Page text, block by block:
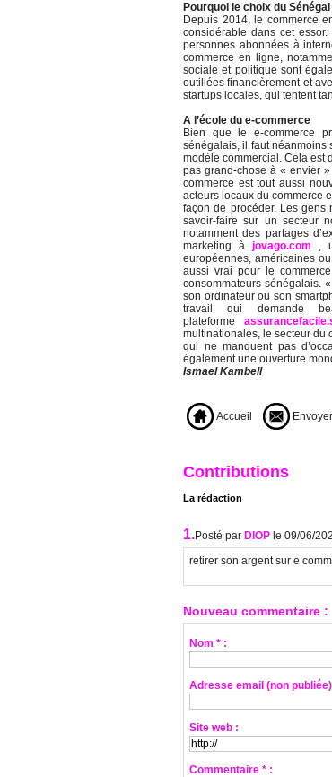
Pourquoi le choix du Sénégal
Depuis 2014, le commerce
considérable dans cet
personnes abonnées à
commerce en ligne,
sociale et politique sont
outillées financièrement et
startups locales, qui tentent
A l’école du e-commerce
Bien que le e-commerce
sénégalais, il faut néanmoins
modèle commercial. Cela est
pas grand-chose à « envier
commerce est tout aussi
acteurs locaux du commerce
façon de procéder. Les gens
savoir-faire sur un secteur
notamment des partages
marketing à jovago.com
,
européennes, américaines
aussi vrai pour le
consommateurs sénégalais.
son ordinateur ou son
travail qui demande
plateforme
multinationales, le secteur du
qui ne manquent pas
également une ouverture
Ismael Kambell
Accueil
Contributions
La rédaction
1.Posté par DIOP le 09/06/
retirer son argent sur e
Nouveau commentaire :
Nom * :
Adresse email (non
Site web :
Commentaire * :